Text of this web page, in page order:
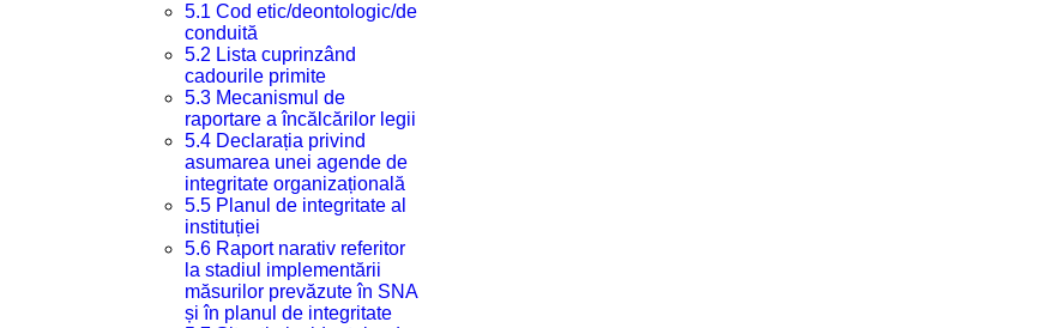
5.1 Cod etic/deontologic/de
conduită
5.2 Lista cuprinzând
cadourile primite
5.3 Mecanismul de
raportare a încălcărilor legii
5.4 Declarația privind
asumarea unei agende de
integritate organizațională
5.5 Planul de integritate al
instituției
5.6 Raport narativ referitor
la stadiul implementării
măsurilor prevăzute în SNA
și în planul de integritate